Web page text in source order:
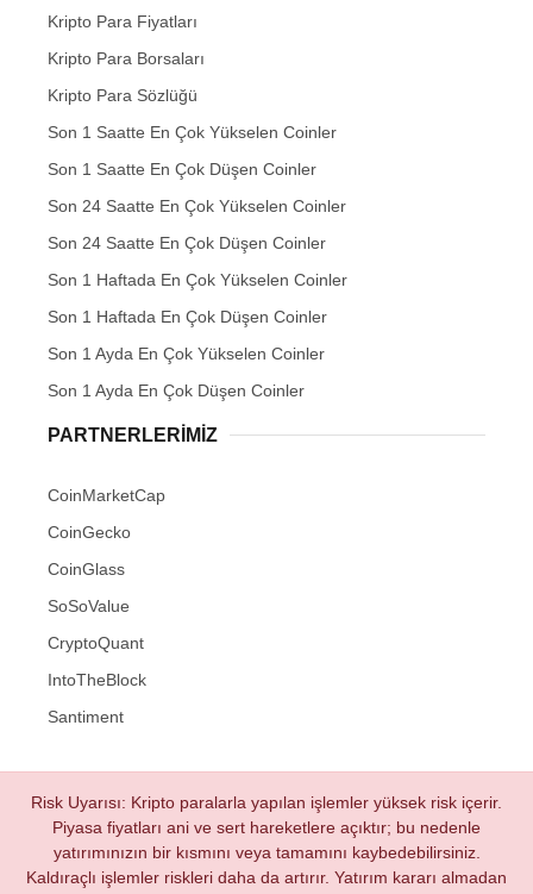
Kripto Para Fiyatları
Kripto Para Borsaları
Kripto Para Sözlüğü
Son 1 Saatte En Çok Yükselen Coinler
Son 1 Saatte En Çok Düşen Coinler
Son 24 Saatte En Çok Yükselen Coinler
Son 24 Saatte En Çok Düşen Coinler
Son 1 Haftada En Çok Yükselen Coinler
Son 1 Haftada En Çok Düşen Coinler
Son 1 Ayda En Çok Yükselen Coinler
Son 1 Ayda En Çok Düşen Coinler
PARTNERLERIMIZ
CoinMarketCap
CoinGecko
CoinGlass
SoSoValue
CryptoQuant
IntoTheBlock
Santiment
Risk Uyarısı: Kripto paralarla yapılan işlemler yüksek risk içerir.
Piyasa fiyatları ani ve sert hareketlere açıktır; bu nedenle
yatırımınızın bir kısmını veya tamamını kaybedebilirsiniz.
Kaldıraçlı işlemler riskleri daha da artırır. Yatırım kararı almadan